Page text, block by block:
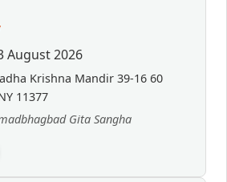
August 2026
Krishna Mandir 39-16 60
11377
Gita Sangha